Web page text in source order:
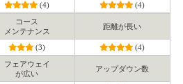
(4) (4)
コース
メンテナンス
距離が長い
(3) (4)
フェアウェイ
が広い
アップダウン数